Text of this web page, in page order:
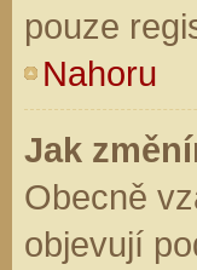
pouze
Nahoru
Jak
Obecně
objevují